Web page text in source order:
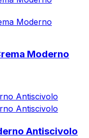
Moderno
Antiscivolo